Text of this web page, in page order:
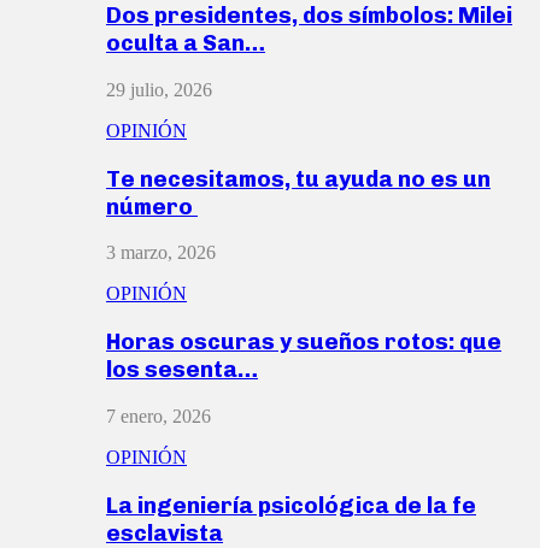
Dos presidentes, dos símbolos: Milei
oculta a San…
29 julio, 2026
OPINIÓN
Te necesitamos, tu ayuda no es un
número
3 marzo, 2026
OPINIÓN
Horas oscuras y sueños rotos: que
los sesenta…
7 enero, 2026
OPINIÓN
La ingeniería psicológica de la fe
esclavista